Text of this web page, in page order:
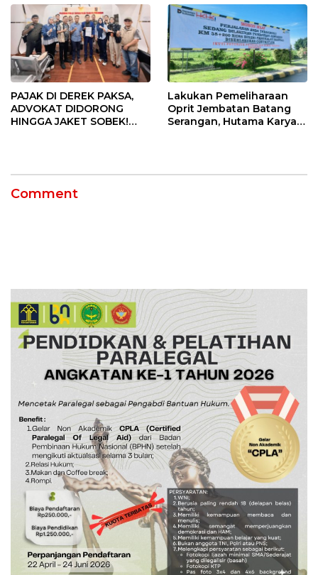
PAJAK DI DEREK PAKSA,
ADVOKAT DIDORONG
HINGGA JAKET SOBEK!
Lakukan Pemeliharaan
Oprit Jembatan Batang
Serangan, Hutama Karya
Comment